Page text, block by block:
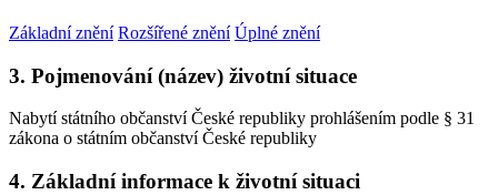
Základní znění Rozšířené znění Úplné znění
3. Pojmenování (název) životní situace
Nabytí státního občanství České republiky prohlášením podle § 31
zákona o státním občanství České republiky
4. Základní informace k životní situaci